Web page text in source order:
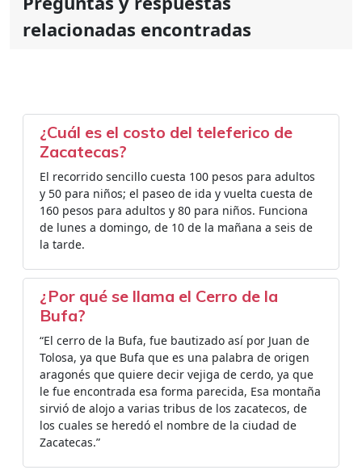
relacionadas encontradas
¿Cuál es el costo del teleferico de
Zacatecas?
El recorrido sencillo cuesta 100 pesos para adultos
y 50 para niños; el paseo de ida y vuelta cuesta de
160 pesos para adultos y 80 para niños. Funciona
de lunes a domingo, de 10 de la mañana a seis de
la tarde.
¿Por qué se llama el Cerro de la
Bufa?
“El cerro de la Bufa, fue bautizado así por Juan de
Tolosa, ya que Bufa que es una palabra de origen
aragonés que quiere decir vejiga de cerdo, ya que
le fue encontrada esa forma parecida, Esa montaña
sirvió de alojo a varias tribus de los zacatecos, de
los cuales se heredó el nombre de la ciudad de
Zacatecas.”